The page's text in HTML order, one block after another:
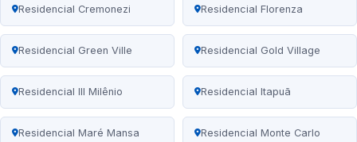
Residencial Cremonezi Residencial Florenza
Residencial Green Ville Residencial Gold Village
Residencial III Milênio Residencial Itapuã
Residencial Maré Mansa Residencial Monte Carlo